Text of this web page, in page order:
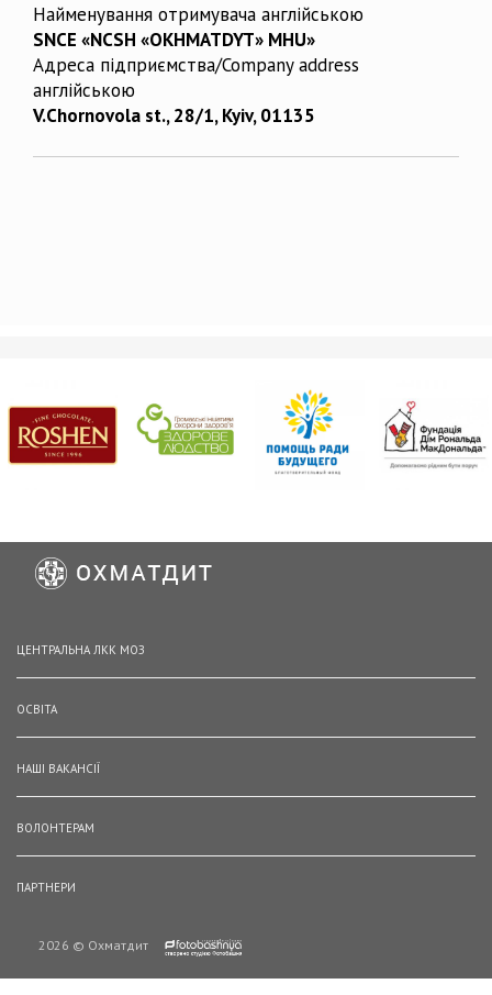
Найменування отримувача англійською
SNCE «NCSH «OKHMATDYT» MHU»
Адреса підприємства/Company address
англійською
V.Chornovola st., 28/1, Kyiv, 01135
ЦЕНТРАЛЬНА ЛКК МОЗ
ОСВІТА
НАШІ ВАКАНСІЇ
ВОЛОНТЕРАМ
ПАРТНЕРИ
2026 © Охматдит